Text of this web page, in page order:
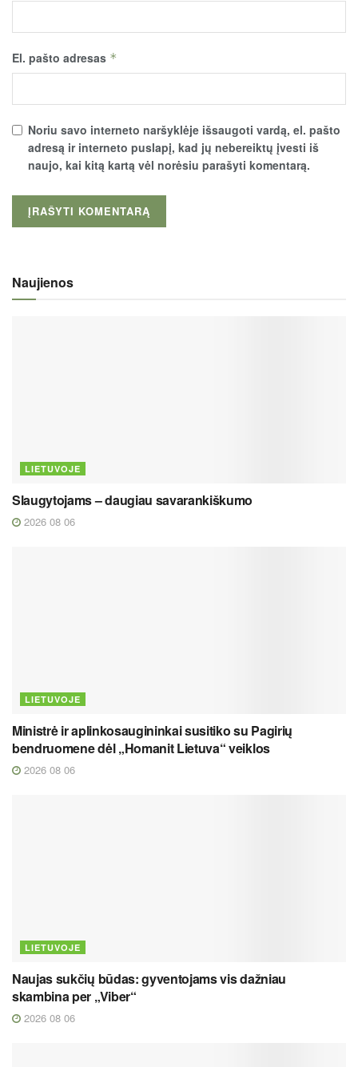
El. pašto adresas *
Noriu savo interneto naršyklėje išsaugoti vardą, el. pašto
adresą ir interneto puslapį, kad jų nebereiktų įvesti iš
naujo, kai kitą kartą vėl norėsiu parašyti komentarą.
Naujienos
LIETUVOJE
Slaugytojams – daugiau savarankiškumo
2026 08 06
LIETUVOJE
Ministrė ir aplinkosaugininkai susitiko su Pagirių
bendruomene dėl „Homanit Lietuva“ veiklos
2026 08 06
LIETUVOJE
Naujas sukčių būdas: gyventojams vis dažniau
skambina per „Viber“
2026 08 06